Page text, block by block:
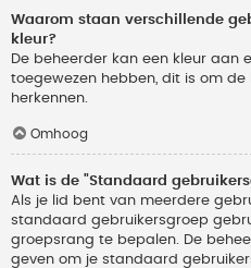
Waarom staan verschillende
kleur?
De beheerder kan een kleur aan
toegewezen hebben, dit is om
herkennen.
Omhoog
Wat is de "Standaard
Als je lid bent van meerdere
standaard gebruikersgroep
groepsrang te bepalen. De
geven om je standaard